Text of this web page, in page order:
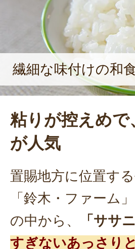
繊細な味付けの和
粘りが控えめ
が人気
置賜地方に位置す
「鈴木・ファーム
の中から、
「ササ
すぎないあっさり